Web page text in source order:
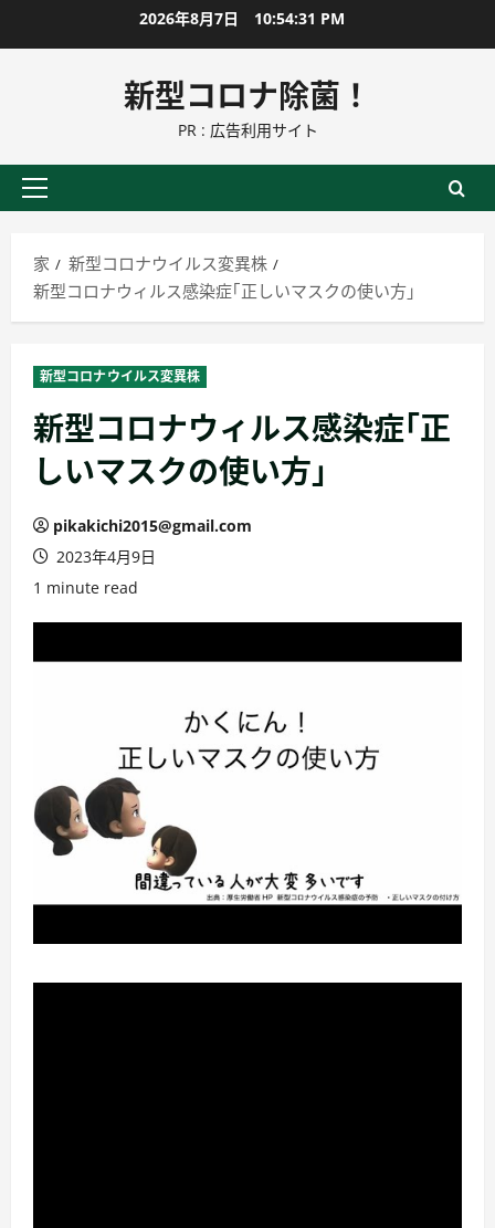
ン
に
2026年8月7日 10:54:32 PM
新型コロナ除菌！
PR : 広告利用サイト
プ
イ
マ
メ
ニ
ュ
ー
家
新型コロナウイルス変異株
新型コロナウィルス感染症｢正しいマスクの使い方｣
新型コロナウイルス変異株
新型コロナウィルス感染症｢正
しいマスクの使い方｣
pikakichi2015@gmail.com
2023年4月9日
1 minute read